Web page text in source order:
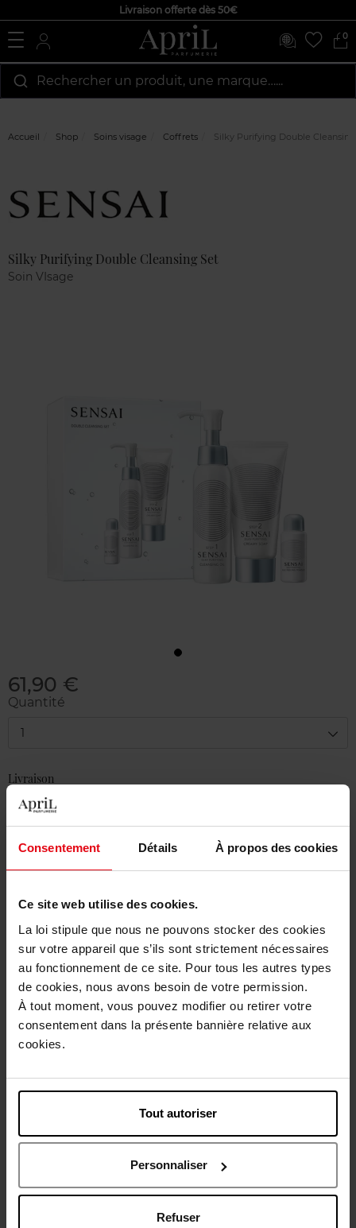
Consentement Détails À propos des cookies
Ce site web utilise des cookies.
La loi stipule que nous ne pouvons stocker des cookies
sur votre appareil que s’ils sont strictement nécessaires
au fonctionnement de ce site. Pour tous les autres types
de cookies, nous avons besoin de votre permission.
À tout moment, vous pouvez modifier ou retirer votre
consentement dans la présente bannière relative aux
cookies.
Tout autoriser
Personnaliser
Refuser
Livraison offerte dès 50€
0
Rechercher un produit, une marque…...
Accueil Shop Soins visage Coffrets Silky Purifying Double
Silky Purifying Double Cleansing Set
Soin VIsage
61,90 €
Quantité
1
Livraison
En stock
Ajouter au panier
Livraison gratuite à partir de 50€
Retour gratuit dans votre magasin
Description
Caractéristiques